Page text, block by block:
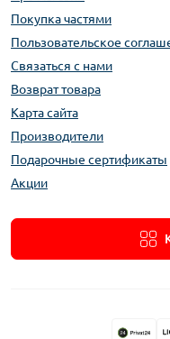
Покупка частями
Пользовательское
Связаться с нами
Возврат товара
Карта сайта
Производители
Подарочные сертификаты
Акции